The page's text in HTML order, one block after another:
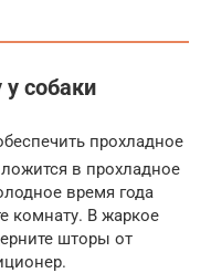
у собаки
прохладное
в прохладное
время года
комнату. В жаркое
шторы от